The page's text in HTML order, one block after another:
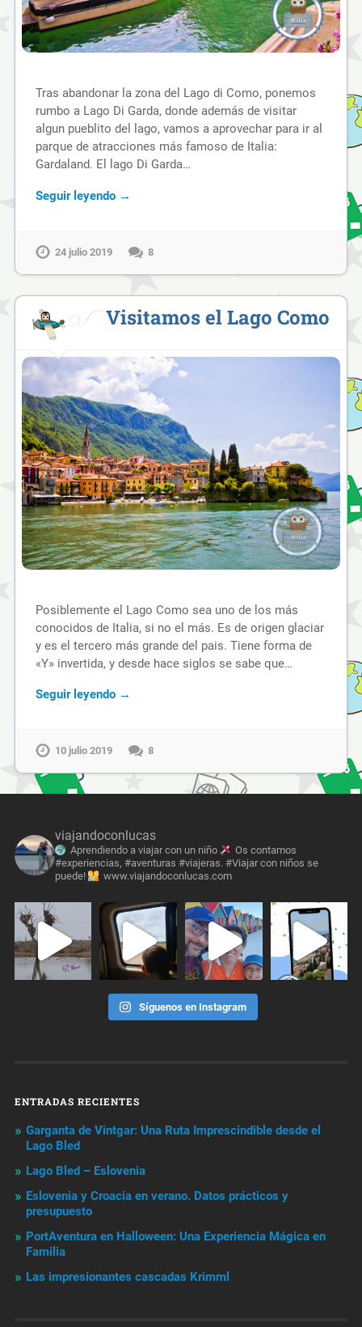
Tras abandonar la zona del Lago di Como, ponemos
rumbo a Lago Di Garda, donde además de visitar
algun pueblito del lago, vamos a aprovechar para ir al
parque de atracciones más famoso de Italia:
Gardaland. El lago Di Garda…
Seguir leyendo →
24 julio 2019 8
Visitamos el Lago Como
Posiblemente el Lago Como sea uno de los más
conocidos de Italia, si no el más. Es de origen glaciar
y es el tercero más grande del pais. Tiene forma de
«Y» invertida, y desde hace siglos se sabe que…
Seguir leyendo →
10 julio 2019 8
viajandoconlucas
Aprendiendo a viajar con un niño
Os contamos
#experiencias, #aventuras #viajeras. #Viajar con niños se
puede!
www.viajandoconlucas.com
Síguenos en Instagram
ENTRADAS RECIENTES
Garganta de Vintgar: Una Ruta Imprescindible desde el
Lago Bled
Lago Bled – Eslovenia
Eslovenia y Croacia en verano. Datos prácticos y
presupuesto
PortAventura en Halloween: Una Experiencia Mágica en
Familia
Las impresionantes cascadas Krimml